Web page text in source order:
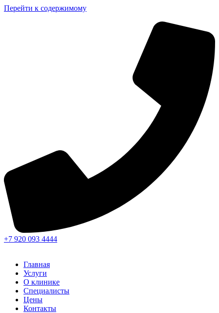
Перейти к содержимому
+7 920 093 4444
Главная
Услуги
О клинике
Специалисты
Цены
Контакты